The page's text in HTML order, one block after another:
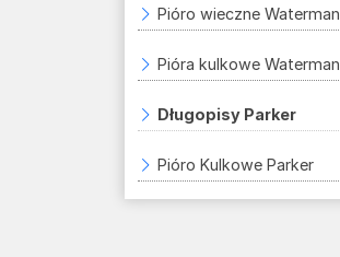
Pióro wieczne Waterman
Pióra kulkowe Waterman
Długopisy Parker
Pióro Kulkowe Parker